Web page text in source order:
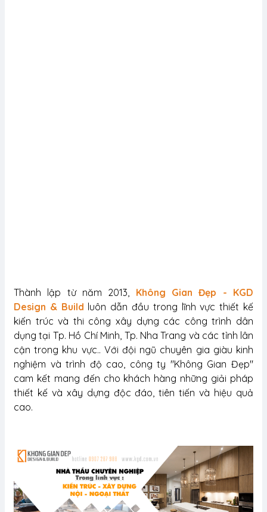
Thành lập từ năm 2013, Không Gian Đẹp - KGD
Design & Build luôn dẫn đầu trong lĩnh vực thiết kế
kiến trúc và thi công xây dựng các công trình dân
dụng tại Tp. Hồ Chí Minh, Tp. Nha Trang và các tỉnh lân
cận trong khu vực.. Với đội ngũ chuyên gia giàu kinh
nghiệm và trình độ cao, công ty "Không Gian Đẹp"
cam kết mang đến cho khách hàng những giải pháp
thiết kế và xây dựng độc đáo, tiên tiến và hiệu quả
cao.